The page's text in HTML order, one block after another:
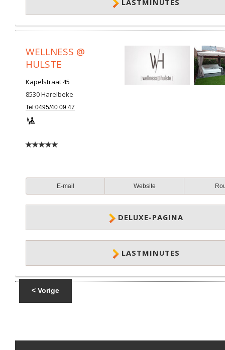
LASTMINUTES
WELLNESS @
HULSTE
Kapelstraat 45
8530Harelbeke
Tel:0495/40 09 47
E-mail Website
DELUXE-PAGINA
LASTMINUTES
< Vorige